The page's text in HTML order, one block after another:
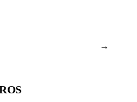
→